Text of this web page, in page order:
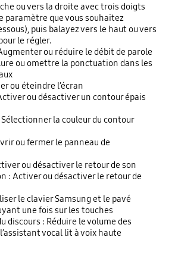
ou vers la droite avec trois doigts
paramètre que vous souhaitez
puis balayez vers le haut ou vers
le régler.
ou réduire le débit de parole
ou omettre la ponctuation dans les
ou éteindre l’écran
ou désactiver un contour épais
Sélectionner la couleur du contour
ou fermer le panneau de
ou désactiver le retour de son
: Activer ou désactiver le retour de
le clavier Samsung et le pavé
une fois sur les touches
discours : Réduire le volume des
vocal lit à voix haute